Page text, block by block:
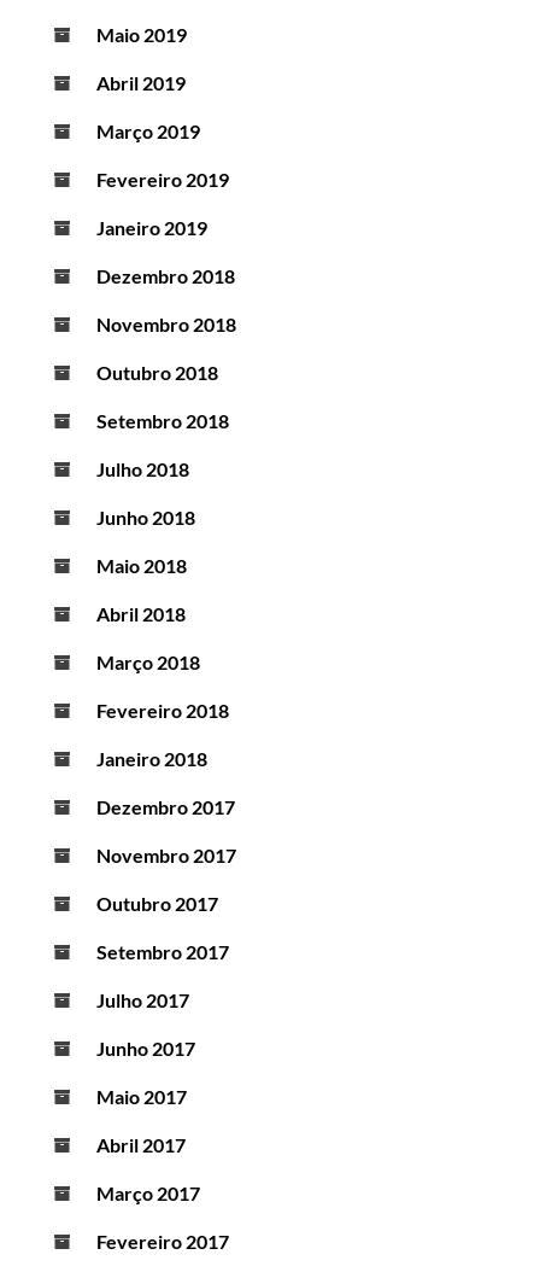
Maio 2019
Abril 2019
Março 2019
Fevereiro 2019
Janeiro 2019
Dezembro 2018
Novembro 2018
Outubro 2018
Setembro 2018
Julho 2018
Junho 2018
Maio 2018
Abril 2018
Março 2018
Fevereiro 2018
Janeiro 2018
Dezembro 2017
Novembro 2017
Outubro 2017
Setembro 2017
Julho 2017
Junho 2017
Maio 2017
Abril 2017
Março 2017
Fevereiro 2017